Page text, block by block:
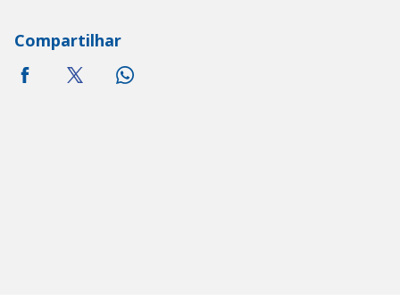
Compartilhar